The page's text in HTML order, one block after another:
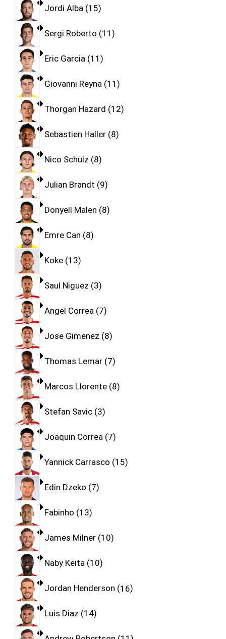
Jordi Alba 15
Sergi Roberto 11
Eric Garcia 11
Giovanni Reyna 11
Thorgan Hazard 12
Sebastien Haller 8
Nico Schulz 8
Julian Brandt 9
Donyell Malen 8
Emre Can 8
Koke 13
Saul Niguez 3
Angel Correa 7
Jose Gimenez 8
Thomas Lemar 7
Marcos Llorente 8
Stefan Savic 3
Joaquin Correa 7
Yannick Carrasco 15
Edin Dzeko 7
Fabinho 13
James Milner 10
Naby Keita 10
Jordan Henderson 16
Luis Diaz 14